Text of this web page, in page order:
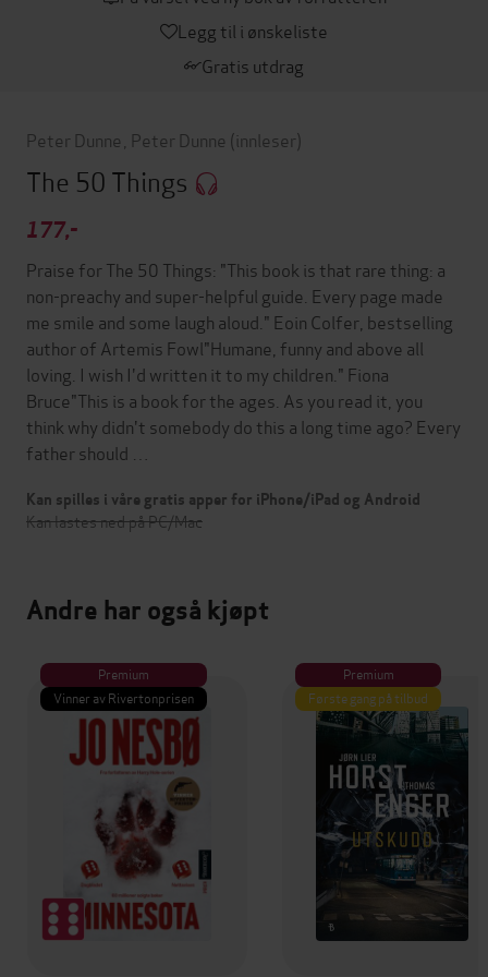
Legg til i ønskeliste
Gratis utdrag
Peter Dunne Peter Dunne (innleser)
The 50 Things
177,-
Praise for The 50 Things: "This book is that rare thing: a
non-preachy and super-helpful guide. Every page made
me smile and some laugh aloud." Eoin Colfer, bestselling
author of Artemis Fowl"Humane, funny and above all
loving. I wish I'd written it to my children." Fiona
Bruce"This is a book for the ages. As you read it, you
think why didn't somebody do this a long time ago? Every
father should …
Kan spilles i våre gratis apper for iPhone/iPad og Android
Kan lastes ned på PC/Mac
Andre har også kjøpt
Premium
Vinner av Rivertonprisen
Premium
Første gang på tilbud